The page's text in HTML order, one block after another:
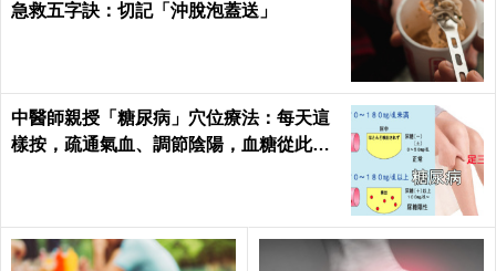
急救五字訣：切記「沖脫泡蓋送」
中醫師親授「糖尿病」穴位療法：每天這
樣按，疏通氣血、調節陰陽，血糖從此乖